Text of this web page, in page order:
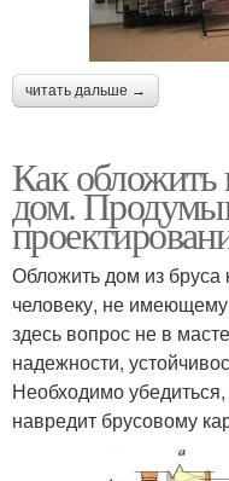
читать дальше →
Как
дом.
Обложить дом из бруса
человеку, не
здесь вопрос не в
надежности,
Необходимо
навредит брусовому